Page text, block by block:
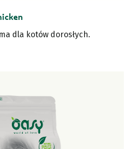
dla kotów dorosłych.